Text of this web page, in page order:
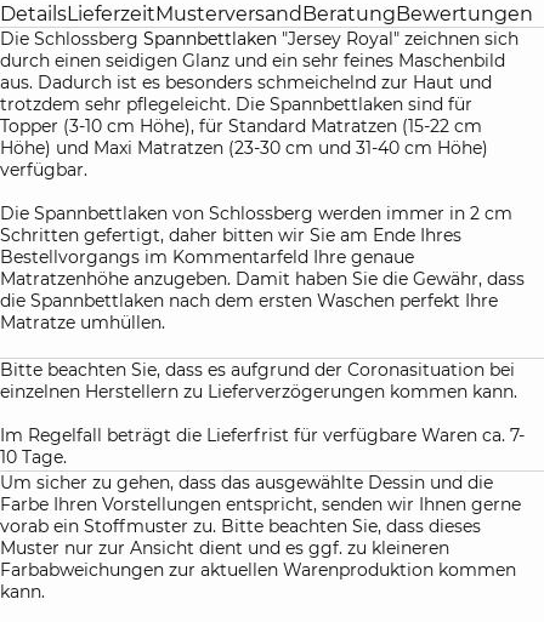
DetailsLieferzeitMusterversandBeratungBewertungen
Die Schlossberg Spannbettlaken "Jersey Royal" zeichnen sich
durch einen seidigen Glanz und ein sehr feines Maschenbild
aus. Dadurch ist es besonders schmeichelnd zur Haut und
trotzdem sehr pflegeleicht. Die Spannbettlaken sind für
Topper (3-10 cm Höhe), für Standard Matratzen (15-22 cm
Höhe) und Maxi Matratzen (23-30 cm und 31-40 cm Höhe)
verfügbar.
Die Spannbettlaken von Schlossberg werden immer in 2 cm
Schritten gefertigt, daher bitten wir Sie am Ende Ihres
Bestellvorgangs im Kommentarfeld Ihre genaue
Matratzenhöhe anzugeben. Damit haben Sie die Gewähr, dass
die Spannbettlaken nach dem ersten Waschen perfekt Ihre
Matratze umhüllen.
Bitte beachten Sie, dass es aufgrund der Coronasituation bei
einzelnen Herstellern zu Lieferverzögerungen kommen kann.
Im Regelfall beträgt die Lieferfrist für verfügbare Waren ca. 7-
10 Tage.
Um sicher zu gehen, dass das ausgewählte Dessin und die
Farbe Ihren Vorstellungen entspricht, senden wir Ihnen gerne
vorab ein Stoffmuster zu. Bitte beachten Sie, dass dieses
Muster nur zur Ansicht dient und es ggf. zu kleineren
Farbabweichungen zur aktuellen Warenproduktion kommen
kann.